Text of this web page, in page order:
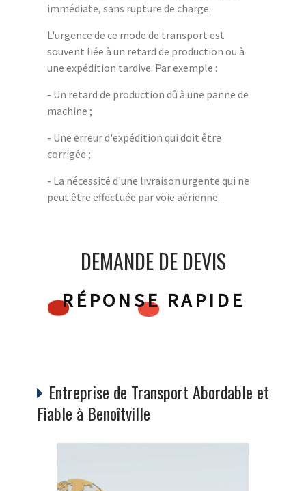
immédiate, sans rupture de charge.
L'urgence de ce mode de transport est
souvent liée à un retard de production ou à
une expédition tardive. Par exemple :
- Un retard de production dû à une panne de
machine ;
- Une erreur d'expédition qui doit être
corrigée ;
- La nécessité d'une livraison urgente qui ne
peut être effectuée par voie aérienne.
DEMANDE DE DEVIS
RÉPONSE RAPIDE
Entreprise de Transport Abordable et
Fiable à Benoîtville